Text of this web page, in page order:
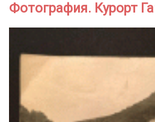
Фотография. Курорт